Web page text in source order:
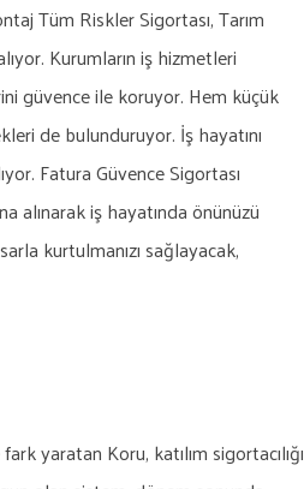
Tüm Riskler Sigortası, Tarım
Kurumların iş hizmetleri
güvence ile koruyor. Hem küçük
de bulunduruyor. İş hayatını
Fatura Güvence Sigortası
alınarak iş hayatında önünüzü
kurtulmanızı sağlayacak,
yaratan Koru, katılım sigortacılığı